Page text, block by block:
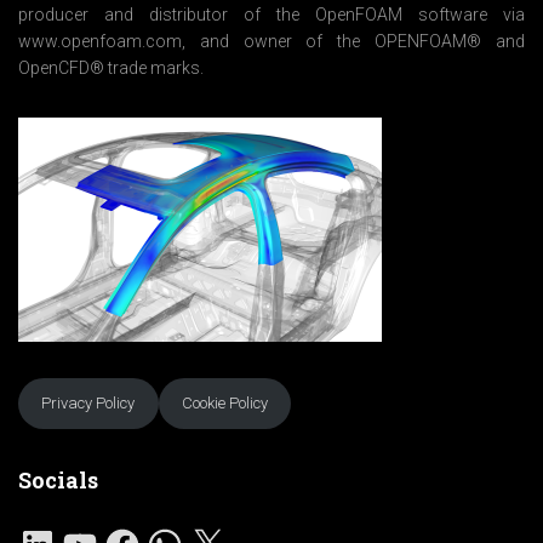
producer and distributor of the OpenFOAM software via
www.openfoam.com, and owner of the OPENFOAM® and
OpenCFD® trade marks.
Privacy Policy Cookie Policy
Socials
L
Y
F
W
X